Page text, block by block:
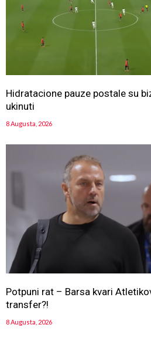
Hidratacione pauze postale su
ukinuti
8 Augusta, 2026
Potpuni rat – Barsa kvari
transfer?!
8 Augusta, 2026